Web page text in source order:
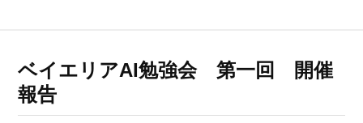
ベイエリアAI勉強会 第一回 開催
報告